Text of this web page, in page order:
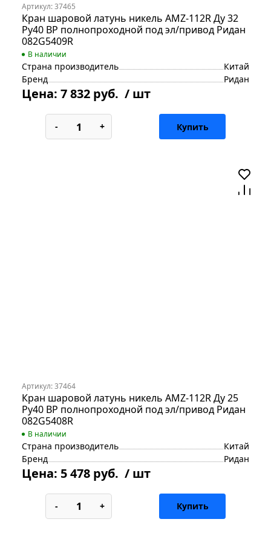
Артикул: 37465
Кран шаровой латунь никель AMZ-112R Ду 32
Ру40 ВР полнопроходной под эл/привод Ридан
082G5409R
В наличии
Страна производитель
Китай
Бренд
Ридан
Цена: 7 832 руб. / шт
- + Купить
Артикул: 37464
Кран шаровой латунь никель AMZ-112R Ду 25
Ру40 ВР полнопроходной под эл/привод Ридан
082G5408R
В наличии
Страна производитель
Китай
Бренд
Ридан
Цена: 5 478 руб. / шт
- + Купить